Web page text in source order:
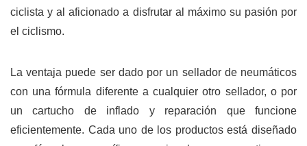
ciclista y al aficionado a disfrutar al máximo su pasión por
el ciclismo.
La ventaja puede ser dado por un sellador de neumáticos
con una fórmula diferente a cualquier otro sellador, o por
un cartucho de inflado y reparación que funcione
eficientemente. Cada uno de los productos está diseñado